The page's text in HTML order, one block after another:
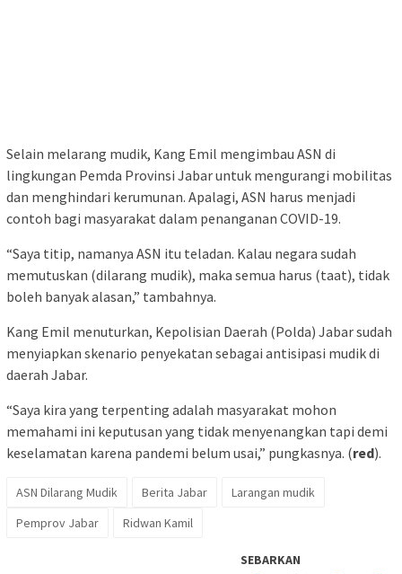
Selain melarang mudik, Kang Emil mengimbau ASN di
lingkungan Pemda Provinsi Jabar untuk mengurangi mobilitas
dan menghindari kerumunan. Apalagi, ASN harus menjadi
contoh bagi masyarakat dalam penanganan COVID-19.
“Saya titip, namanya ASN itu teladan. Kalau negara sudah
memutuskan (dilarang mudik), maka semua harus (taat), tidak
boleh banyak alasan,” tambahnya.
Kang Emil menuturkan, Kepolisian Daerah (Polda) Jabar sudah
menyiapkan skenario penyekatan sebagai antisipasi mudik di
daerah Jabar.
“Saya kira yang terpenting adalah masyarakat mohon
memahami ini keputusan yang tidak menyenangkan tapi demi
keselamatan karena pandemi belum usai,” pungkasnya. (red).
ASN Dilarang Mudik Berita Jabar
Larangan mudik
Pemprov Jabar
Ridwan Kamil
SEBARKAN